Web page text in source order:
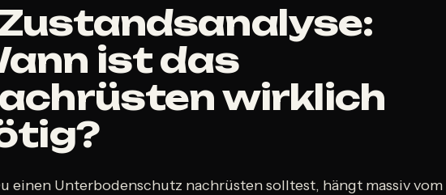
ist das
wirklich
einen Unterbodenschutz nachrüsten solltest, hängt massiv vom